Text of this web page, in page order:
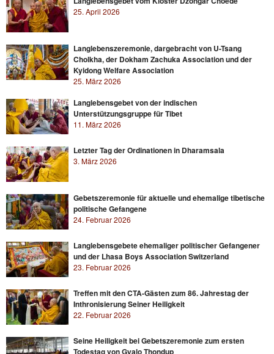
25. April 2026
Langlebenszeremonie, dargebracht von U-Tsang
Cholkha, der Dokham Zachuka Association und der
Kyidong Welfare Association
25. März 2026
Langlebensgebet von der indischen
Unterstützungsgruppe für Tibet
11. März 2026
Letzter Tag der Ordinationen in Dharamsala
3. März 2026
Gebetszeremonie für aktuelle und ehemalige tibetische
politische Gefangene
24. Februar 2026
Langlebensgebete ehemaliger politischer Gefangener
und der Lhasa Boys Association Switzerland
23. Februar 2026
Treffen mit den CTA-Gästen zum 86. Jahrestag der
Inthronisierung Seiner Heiligkeit
22. Februar 2026
Seine Heiligkeit bei Gebetszeremonie zum ersten
Todestag von Gyalo Thondup